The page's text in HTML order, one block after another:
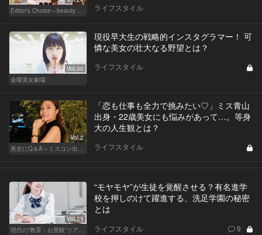
Editor's Choice～beauty & wellness～
ライフスタイル
Vol.30
金曜美女劇場
現役早大生の戦略的インスタグラマー！ 可
憐な美女の壮大なる野望とは？
ライフスタイル
Vol.2
美女にQ＆A～ミスコン出身者の幸福論～
「恋も仕事も全力で挑みたい♡」ミス青山
出身・22歳美女にも悩みがあって…。等身
大の人生観とは？
ライフスタイル
Vol.39
現代の“教育・お受験”リアルドキュメント
“モヤモヤ”が生徒を覚醒させる？有名進学
校を押しのけて躍進する、洗足学園の秘密
とは
ライフスタイル 9